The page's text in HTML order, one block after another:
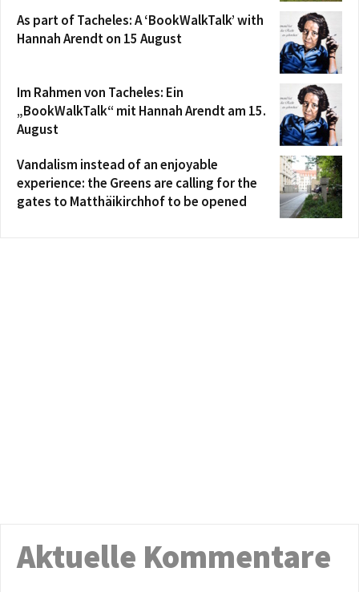
As part of Tacheles: A ‘BookWalkTalk’ with
Hannah Arendt on 15 August
Im Rahmen von Tacheles: Ein
„BookWalkTalk“ mit Hannah Arendt am 15.
August
Vandalism instead of an enjoyable
experience: the Greens are calling for the
gates to Matthäikirchhof to be opened
Aktuelle Kommentare